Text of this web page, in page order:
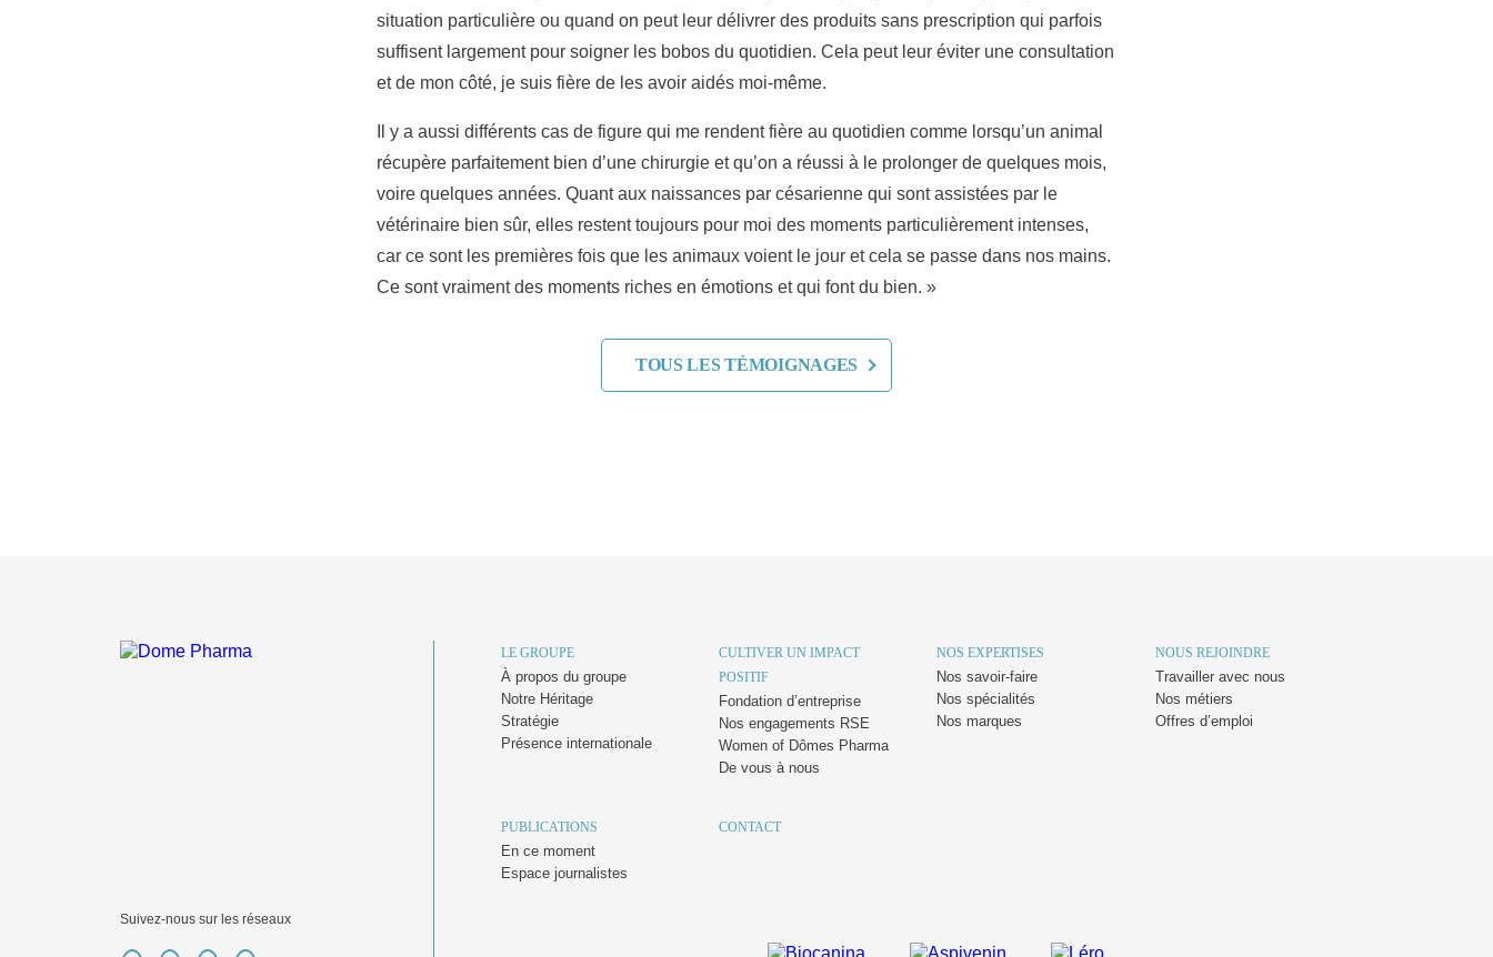
situation particulière ou quand on peut leur délivrer des produits sans prescription qui parfois
suffisent largement pour soigner les bobos du quotidien. Cela peut leur éviter une consultation
et de mon côté, je suis fière de les avoir aidés moi-même.
Il y a aussi différents cas de figure qui me rendent fière au quotidien comme lorsqu’un animal
récupère parfaitement bien d’une chirurgie et qu’on a réussi à le prolonger de quelques mois,
voire quelques années. Quant aux naissances par césarienne qui sont assistées par le
vétérinaire bien sûr, elles restent toujours pour moi des moments particulièrement intenses,
car ce sont les premières fois que les animaux voient le jour et cela se passe dans nos mains.
Ce sont vraiment des moments riches en émotions et qui font du bien. »
TOUS LES TÉMOIGNAGES
Suivez-nous sur les réseaux
LE GROUPE
À propos du groupe
Notre Héritage
Stratégie
Présence internationale
CULTIVER UN IMPACT
POSITIF
Fondation d’entreprise
Nos engagements RSE
Women of Dômes Pharma
De vous à nous
NOS EXPERTISES
Nos savoir-faire
Nos spécialités
Nos marques
NOUS REJOINDRE
Travailler avec nous
Nos métiers
Offres d’emploi
PUBLICATIONS
En ce moment
Espace journalistes
CONTACT